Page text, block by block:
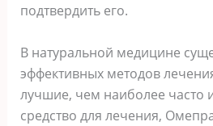
подтвердить его.
В натуральной медицине
эффективных методов
лучшие, чем наиболее часто
средство для лечения,